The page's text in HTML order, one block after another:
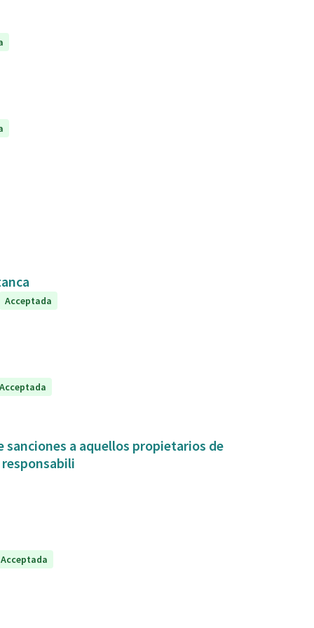
Acceptada
Acceptada
sanciones a aquellos propietarios de
responsabili
Acceptada